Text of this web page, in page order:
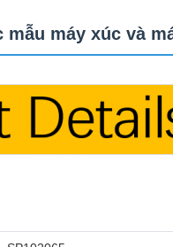
máy xúc và